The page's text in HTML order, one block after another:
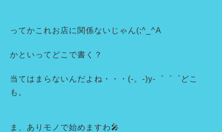
ってかこれお店に関係ないじゃん(;^_^A
かといってどこで書く？
当てはまらないんだよね・・・(-。-)y-゜゜゜どこ
も。
ま、ありモノで始めますわ🎤